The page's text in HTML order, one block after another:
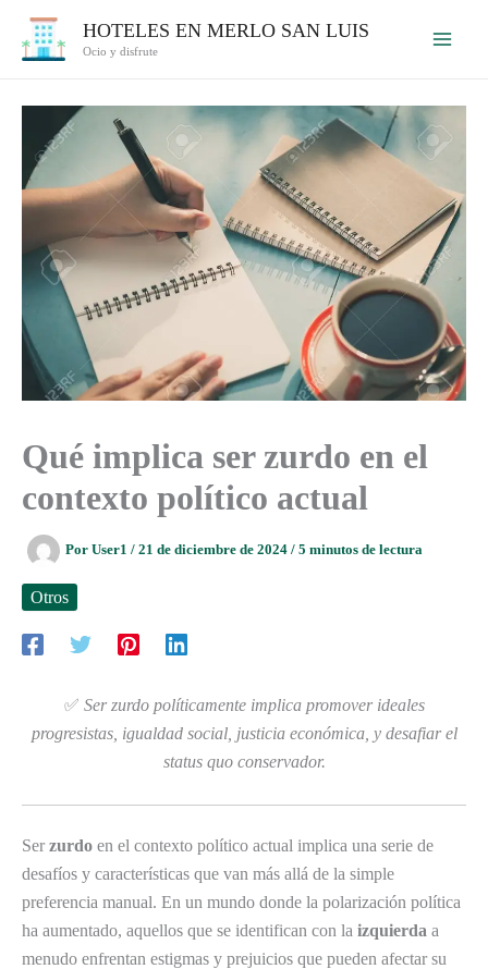
HOTELES EN MERLO SAN LUIS
Ocio y disfrute
Qué implica ser zurdo en el
contexto político actual
Por User1 / 21 de diciembre de 2024 / 5 minutos de lectura
Otros
✅ Ser zurdo políticamente implica promover ideales
progresistas, igualdad social, justicia económica, y desafiar el
status quo conservador.
Ser zurdo en el contexto político actual implica una serie de
desafíos y características que van más allá de la simple
preferencia manual. En un mundo donde la polarización política
ha aumentado, aquellos que se identifican con la izquierda a
menudo enfrentan estigmas y prejuicios que pueden afectar su